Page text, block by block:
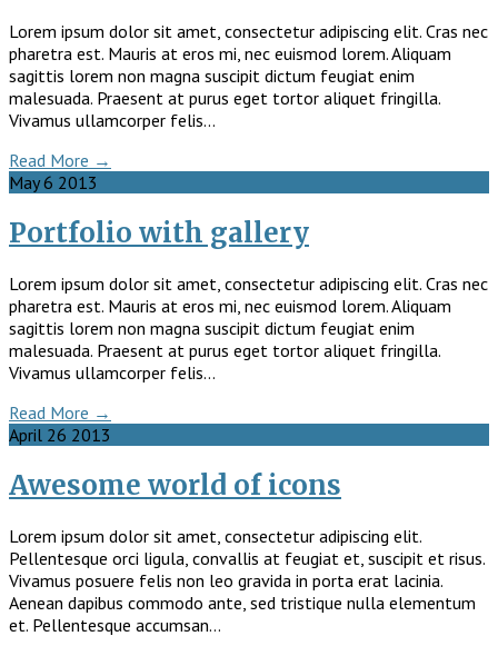
Lorem ipsum dolor sit amet, consectetur adipiscing elit. Cras nec
pharetra est. Mauris at eros mi, nec euismod lorem. Aliquam
sagittis lorem non magna suscipit dictum feugiat enim
malesuada. Praesent at purus eget tortor aliquet fringilla.
Vivamus ullamcorper felis…
Read More →
May6 2013
Portfolio with gallery
Lorem ipsum dolor sit amet, consectetur adipiscing elit. Cras nec
pharetra est. Mauris at eros mi, nec euismod lorem. Aliquam
sagittis lorem non magna suscipit dictum feugiat enim
malesuada. Praesent at purus eget tortor aliquet fringilla.
Vivamus ullamcorper felis…
Read More →
April 26 2013
Awesome world of icons
Lorem ipsum dolor sit amet, consectetur adipiscing elit.
Pellentesque orci ligula, convallis at feugiat et, suscipit et risus.
Vivamus posuere felis non leo gravida in porta erat lacinia.
Aenean dapibus commodo ante, sed tristique nulla elementum
et. Pellentesque accumsan…